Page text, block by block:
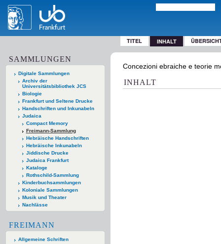
TITEL INHALT
SAMMLUNGEN
Digitale Sammlungen
Archiv der
Universitätsbibliothek JCS
Biologie
Frankfurt und Seltene Drucke
Handschriften und Inkunabeln
Judaica
Compact Memory
Freimann-Sammlung
Hebräische Handschriften
Hebräische Inkunabeln
Jiddische Drucke
Judaica Frankfurt
Kataloge
Rothschild-Sammlung
Kinderbuchsammlungen
Koloniale Sammlungen
Musik und Theater
Nachlässe
FREIMANN
Allgemeine Schriften
Concezioni ebraiche e teorie
INHALT